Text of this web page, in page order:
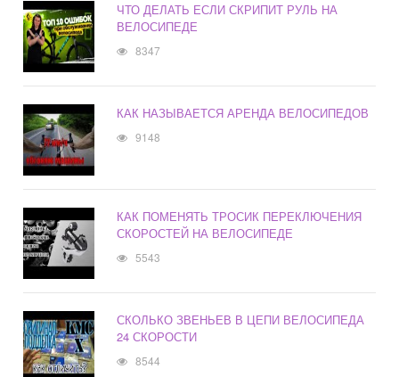
ЧТО ДЕЛАТЬ ЕСЛИ СКРИПИТ РУЛЬ НА
ВЕЛОСИПЕДЕ
8347
КАК НАЗЫВАЕТСЯ АРЕНДА ВЕЛОСИПЕДОВ
9148
КАК ПОМЕНЯТЬ ТРОСИК ПЕРЕКЛЮЧЕНИЯ
СКОРОСТЕЙ НА ВЕЛОСИПЕДЕ
5543
СКОЛЬКО ЗВЕНЬЕВ В ЦЕПИ ВЕЛОСИПЕДА
24 СКОРОСТИ
8544